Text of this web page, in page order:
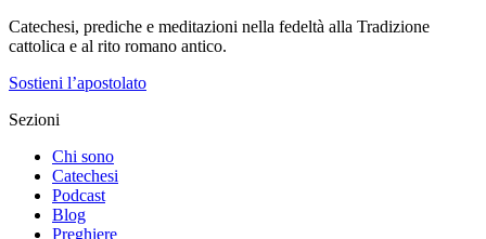
Catechesi, prediche e meditazioni nella fedeltà alla Tradizione
cattolica e al rito romano antico.
Sostieni l’apostolato
Sezioni
Chi sono
Catechesi
Podcast
Blog
Preghiere